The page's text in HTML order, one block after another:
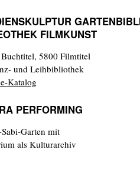
FILMKUNST
5800 Filmtitel
und Leihbibliothek
Katalog
PERFORMING
Garten mit
als Kulturarchiv